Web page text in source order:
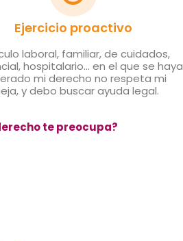
Ejercicio proactivo
laboral, familiar, de cuidados,
hospitalario... en el que se haya
mi derecho no respeta mi
y debo buscar ayuda legal.
te preocupa?